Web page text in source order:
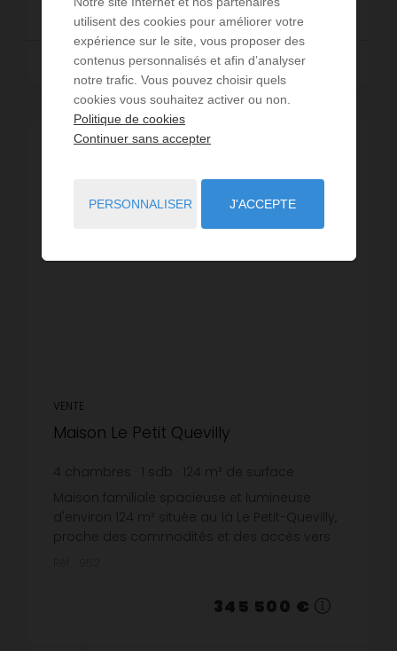
LIRE LA SUITE
VENTE
Maison Le Petit Quevilly
4 chambres 1 sdb 124 m² de surface
623
m² de terrain 2 786,29 € prix / m²
Maison familiale spacieuse et lumineuse
d'environ 124 m² située au 1à Le Petit-Quevilly,
proche des commodités et des accès vers
345 500 €
utilisent des cookies pour améliorer votre
expérience sur le site, vous proposer des
contenus personnalisés et afin d’analyser
notre trafic. Vous pouvez choisir quels
cookies vous souhaitez activer ou non.
Politique de cookies
Continuer sans accepter
PERSONNALISER J'ACCEPTE